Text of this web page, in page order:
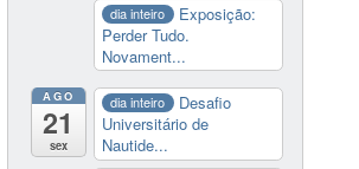
dia inteiro
Exposição:
Perder Tudo.
Novament...
AGO
21
sex
dia inteiro
Desafio
Universitário de
Nautide...